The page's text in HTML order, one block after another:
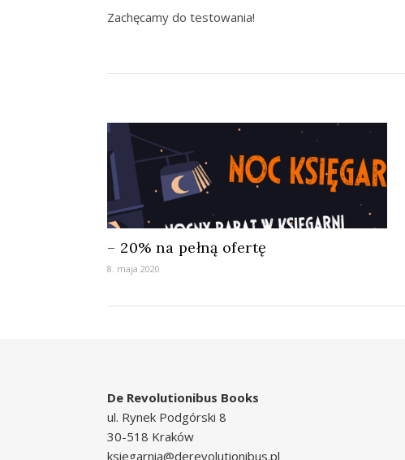
Zachęcamy do testowania!
– 20% na pełną ofertę
8. maja 2020
De Revolutionibus Books
ul. Rynek Podgórski 8
30-518 Kraków
ksiegarnia@derevolutionibus.pl